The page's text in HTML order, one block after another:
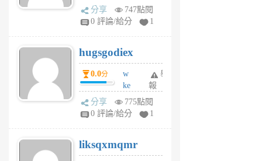
k
m
6
個
月
前
分享
747點閱
0 評論/給分
1
hugsgodiex
0.0分
w
ke
rv
pj
6
個
舉
報
分享
775點閱
0 評論/給分
1
liksqxmqmr